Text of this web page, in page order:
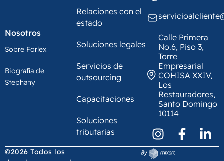
Nosotros
Sobre Forlex
Biografía de
Stephany
Relaciones con el
estado
Soluciones legales
Servicios de
outsourcing
Capacitaciones
Soluciones
tributarias
Calle Primera
No.6, Piso 3,
Torre
Empresarial
COHISA XXIV,
Los
Restauradores,
Santo Domingo
10114
©2026 Todos los